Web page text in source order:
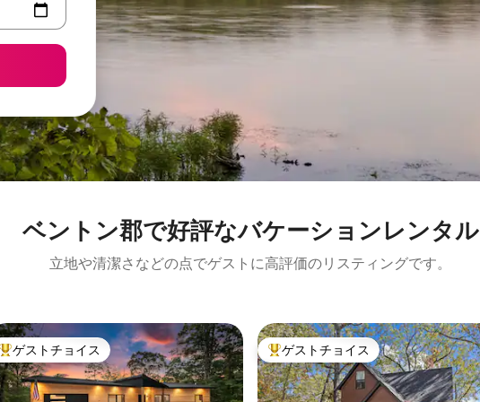
ベントン郡で好評なバケーションレンタル
立地や清潔さなどの点でゲストに高評価のリスティングです。
大好評のゲストチョイスです。
ゲストチョイス 大好評のゲストチョイスです。
ゲストチョイス